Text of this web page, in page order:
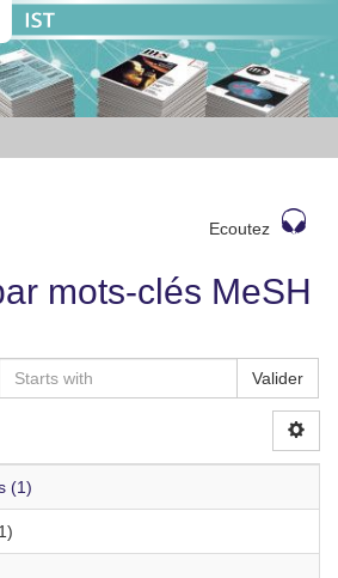
Ecoutez
mots-clés MeSH
Valider
(1)